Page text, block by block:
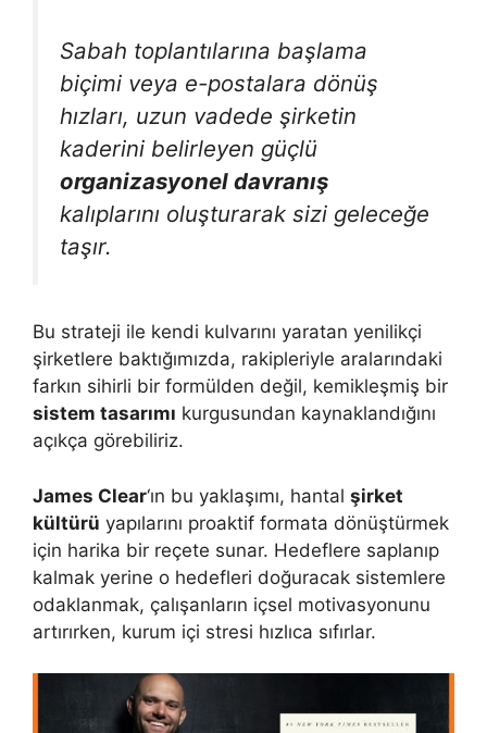
Sabah toplantılarına başlama
biçimi veya e-postalara dönüş
hızları, uzun vadede şirketin
kaderini belirleyen güçlü
organizasyonel davranış
kalıplarını oluşturarak sizi geleceğe
taşır.
Bu strateji ile kendi kulvarını yaratan yenilikçi
şirketlere baktığımızda, rakipleriyle aralarındaki
farkın sihirli bir formülden değil, kemikleşmiş bir
sistem tasarımı kurgusundan kaynaklandığını
açıkça görebiliriz.
James Clear‘ın bu yaklaşımı, hantal şirket
kültürü yapılarını proaktif formata dönüştürmek
için harika bir reçete sunar. Hedeflere saplanıp
kalmak yerine o hedefleri doğuracak sistemlere
odaklanmak, çalışanların içsel motivasyonunu
artırırken, kurum içi stresi hızlıca sıfırlar.